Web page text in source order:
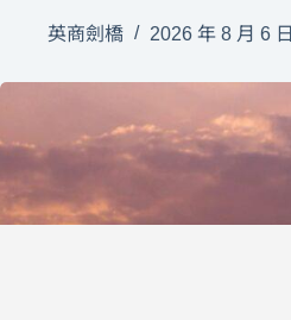
英商劍橋 2026 年 8 月 6 日